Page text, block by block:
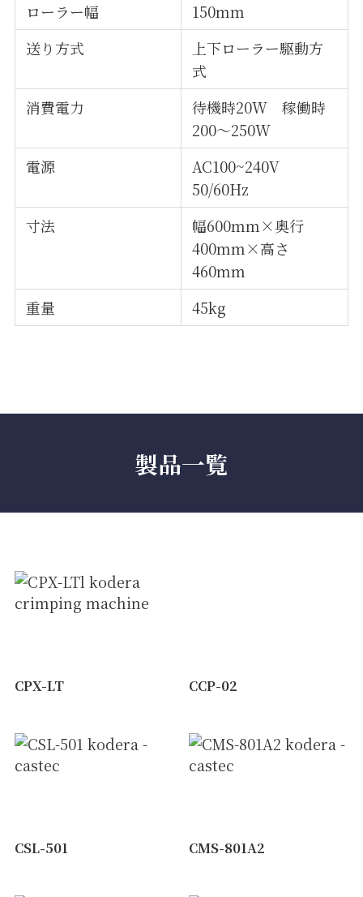
ローラー幅
150mm
送り方式
上下ローラー駆動方
式
消費電力
待機時20W 稼働時
200～250W
電源
AC100~240V
50/60Hz
寸法
幅600ｍｍ×奥行
400mm×高さ
460mm
重量
45kg
製品一覧
CPX-LT CCP-02
CSL-501 CMS-801A2